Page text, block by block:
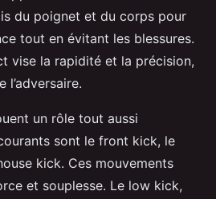
du poignet et du corps pour
tout en évitant les blessures.
vise la rapidité et la précision,
l’adversaire.
un rôle tout aussi
sont le front kick, le
kick. Ces mouvements
et souplesse. Le low kick,